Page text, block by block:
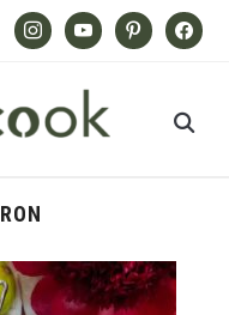
InstagramYoutube PinterestFacebook